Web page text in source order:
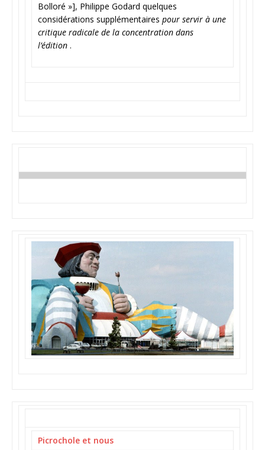
Bolloré »], Philippe Godard quelques
considérations supplémentaires pour servir à une
critique radicale de la concentration dans
l’édition .
Picrochole et nous